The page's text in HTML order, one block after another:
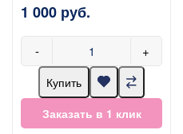
1 000 руб.
- +
Купить
Заказать в 1 клик